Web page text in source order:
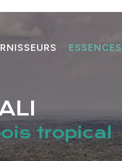
ESSENCES
tropical